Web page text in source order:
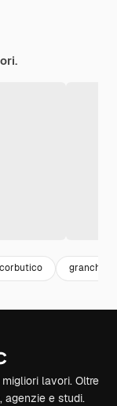
granchi
lavori. Oltre
agenzie e studi.